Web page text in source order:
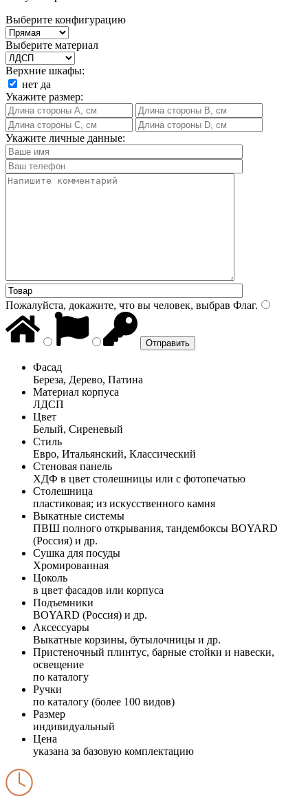
Выберите конфигурацию
Выберите материал
Верхние шкафы:
нет да
Укажите размер:
Укажите личные данные:
Пожалуйста, докажите, что вы человек, выбрав Флаг.
Фасад
Береза, Дерево, Патина
Материал корпуса
ЛДСП
Цвет
Белый, Сиреневый
Стиль
Евро, Итальянский, Классический
Стеновая панель
ХДФ в цвет столешницы или с фотопечатью
Столешница
пластиковая; из искусственного камня
Выкатные системы
ПВШ полного открывания, тандембоксы BOYARD
(Россия) и др.
Сушка для посуды
Хромированная
Цоколь
в цвет фасадов или корпуса
Подъемники
BOYARD (Россия) и др.
Аксессуары
Выкатные корзины, бутылочницы и др.
Пристеночный плинтус, барные стойки и навески,
освещение
по каталогу
Ручки
по каталогу (более 100 видов)
Размер
индивидуальный
Цена
указана за базовую комплектацию